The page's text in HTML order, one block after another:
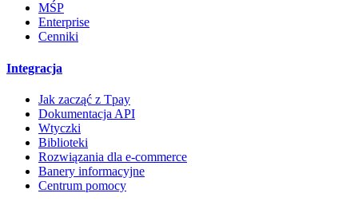
MŚP
Enterprise
Cenniki
Integracja
Jak zacząć z Tpay
Dokumentacja API
Wtyczki
Biblioteki
Rozwiązania dla e-commerce
Banery informacyjne
Centrum pomocy